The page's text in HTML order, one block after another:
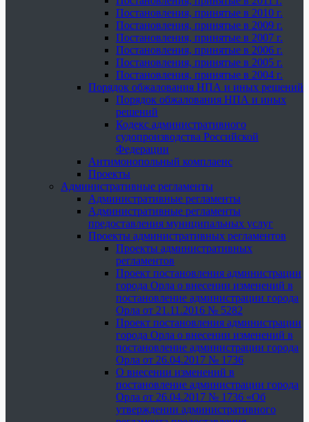
Постановления, принятые в 2010 г.
Постановления, принятые в 2009 г.
Постановления, принятые в 2007 г.
Постановления, принятые в 2006 г.
Постановления, принятые в 2005 г.
Постановления, принятые в 2004 г.
Порядок обжалования НПА и иных решений
Порядок обжалования НПА и иных
решений
Кодекс административного
судопроизводства Российской
Федерации
Антимонопольный комплаенс
Проекты
Административные регламенты
Административные регламенты
Административные регламенты
предоставления муниципальных услуг
Проекты административных регламентов
Проекты административных
регламентов
Проект постановления администрации
города Орла о внесении изменений в
постановление администрации города
Орла от 21.11.2016 № 5282
Проект постановления администрации
города Орла о внесении изменений в
постановление администрации города
Орла от 26.04.2017 № 1736
О внесении изменений в
постановление администрации города
Орла от 26.04.2017 № 1736 «Об
утверждении административного